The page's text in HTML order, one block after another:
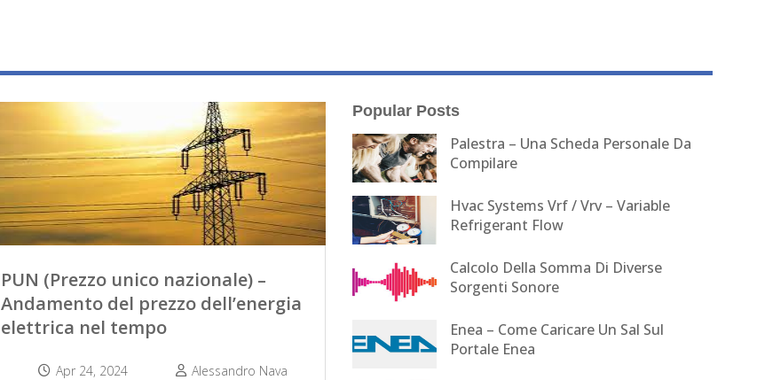
PUN (Prezzo unico nazionale) –
Andamento del prezzo dell’energia
elettrica nel tempo
Apr 24, 2024 Alessandro Nava
Popular Posts
Palestra – Una Scheda Personale Da
Compilare
Hvac Systems Vrf / Vrv – Variable
Refrigerant Flow
Calcolo Della Somma Di Diverse
Sorgenti Sonore
Enea – Come Caricare Un Sal Sul
Portale Enea